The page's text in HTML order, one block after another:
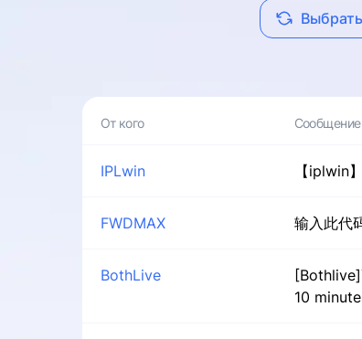
IPLwin 【iplwin
FWDMAX 输入此代
BothLive
10